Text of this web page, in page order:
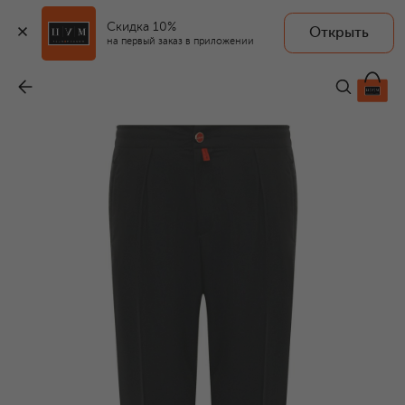
Скидка 10%
на первый заказ в приложении
Открыть
69 650 ₽